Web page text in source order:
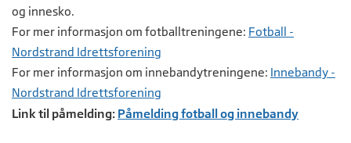
og innesko.
For mer informasjon om fotballtreningene: Fotball -
Nordstrand Idrettsforening
For mer informasjon om innebandytreningene: Innebandy -
Nordstrand Idrettsforening
Link til påmelding: Påmelding fotball og innebandy